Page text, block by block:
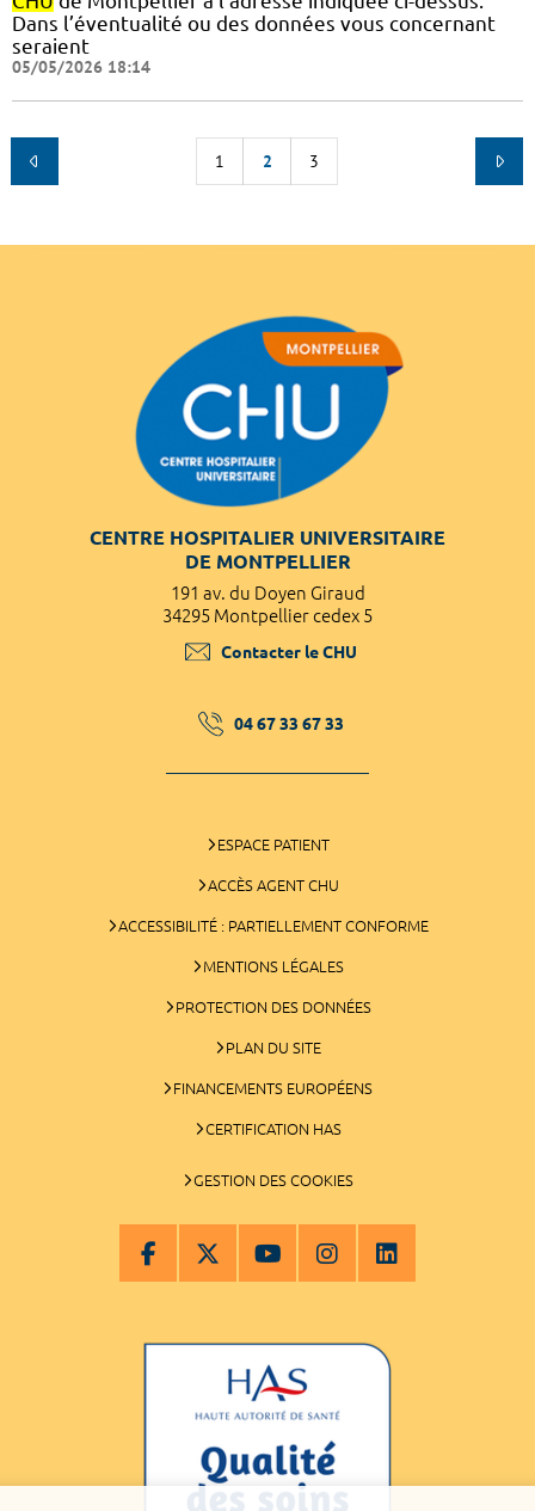
Dans l’éventualité ou des données vous concernant
seraient
05/05/2026 18:14
1 2 3
CENTRE HOSPITALIER UNIVERSITAIRE
DE MONTPELLIER
191 av. du Doyen Giraud
34295 Montpellier cedex 5
Contacter le CHU
04 67 33 67 33
ESPACE PATIENT
ACCÈS AGENT CHU
ACCESSIBILITÉ : PARTIELLEMENT CONFORME
MENTIONS LÉGALES
PROTECTION DES DONNÉES
PLAN DU SITE
FINANCEMENTS EUROPÉENS
CERTIFICATION HAS
GESTION DES COOKIES